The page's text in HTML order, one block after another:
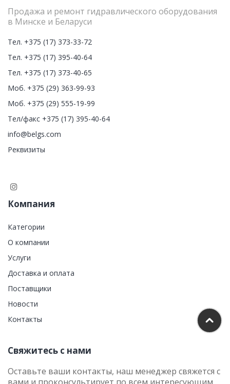
Продажа и ремонт гидравлического оборудования
в Минске и Беларуси
Тел. +375 (17) 373-33-72
Тел. +375 (17) 395-40-64
Тел. +375 (17) 373-40-65
Моб. +375 (29) 363-99-93
Моб. +375 (29) 555-19-99
Тел/факс +375 (17) 395-40-64
info@belgs.com
Реквизиты
Компания
Категории
О компании
Услуги
Доставка и оплата
Поставщики
Новости
Контакты
Свяжитесь с нами
Оставьте ваши контакты, наш менеджер свяжется с